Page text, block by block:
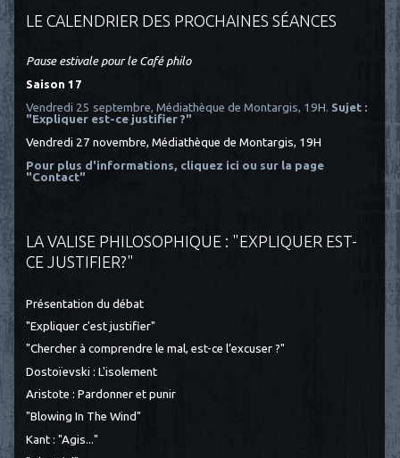
LE CALENDRIER DES PROCHAINES SÉANCES
Pause estivale pour le Café philo
Saison 17
Vendredi 25 septembre, Médiathèque de Montargis, 19H. Sujet :
"Expliquer est-ce justifier ?"
Vendredi 27 novembre, Médiathèque de Montargis, 19H
Pour plus d'informations, cliquez ici ou sur la page
"Contact"
LA VALISE PHILOSOPHIQUE : "EXPLIQUER EST-
CE JUSTIFIER?"
Présentation du débat
"Expliquer c'est justifier"
"Chercher à comprendre le mal, est-ce l’excuser ?"
Dostoïevski : L'isolement
Aristote : Pardonner et punir
"Blowing In The Wind"
Kant : "Agis..."